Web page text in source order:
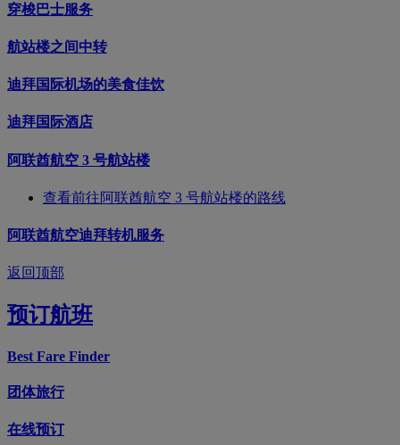
穿梭巴士服务
航站楼之间中转
迪拜国际机场的美食佳饮
迪拜国际酒店
阿联酋航空 3 号航站楼
查看前往阿联酋航空 3 号航站楼的路线
阿联酋航空迪拜转机服务
返回顶部
预订航班
Best Fare Finder
团体旅行
在线预订